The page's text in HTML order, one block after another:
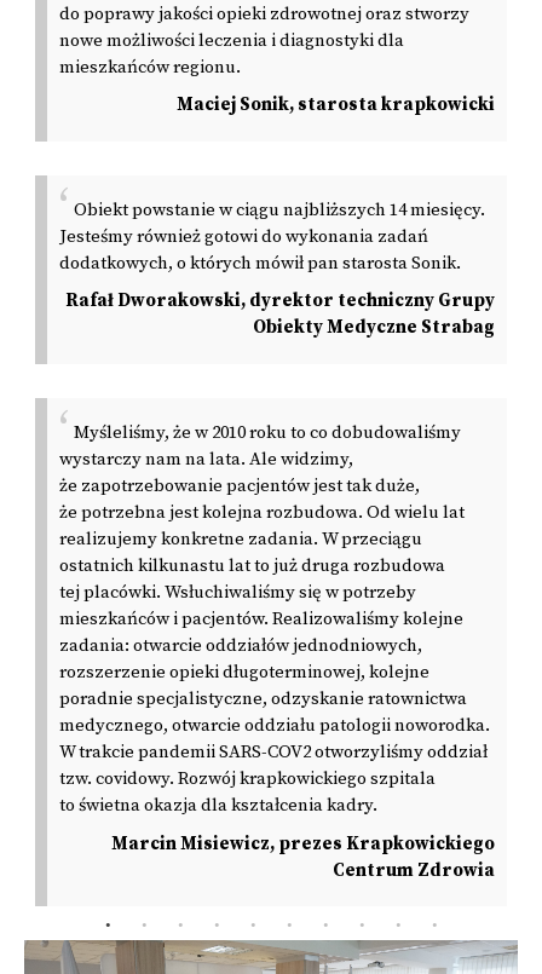
do poprawy jakości opieki zdrowotnej oraz stworzy
nowe możliwości leczenia i diagnostyki dla
mieszkańców regionu.
Maciej Sonik, starosta krapkowicki
Obiekt powstanie w ciągu najbliższych 14 miesięcy.
Jesteśmy również gotowi do wykonania zadań
dodatkowych, o których mówił pan starosta Sonik.
Rafał Dworakowski, dyrektor techniczny Grupy
Obiekty Medyczne Strabag
Myśleliśmy, że w 2010 roku to co dobudowaliśmy
wystarczy nam na lata. Ale widzimy,
że zapotrzebowanie pacjentów jest tak duże,
że potrzebna jest kolejna rozbudowa. Od wielu lat
realizujemy konkretne zadania. W przeciągu
ostatnich kilkunastu lat to już druga rozbudowa
tej placówki. Wsłuchiwaliśmy się w potrzeby
mieszkańców i pacjentów. Realizowaliśmy kolejne
zadania: otwarcie oddziałów jednodniowych,
rozszerzenie opieki długoterminowej, kolejne
poradnie specjalistyczne, odzyskanie ratownictwa
medycznego, otwarcie oddziału patologii noworodka.
W trakcie pandemii SARS-COV2 otworzyliśmy oddział
tzw. covidowy. Rozwój krapkowickiego szpitala
to świetna okazja dla kształcenia kadry.
Marcin Misiewicz, prezes Krapkowickiego
Centrum Zdrowia